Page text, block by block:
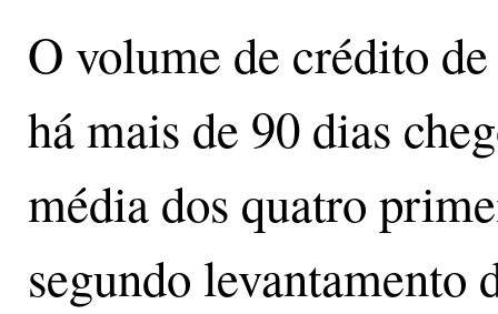
O volume de crédito
há mais de 90 dias
média dos quatro
segundo levantamento